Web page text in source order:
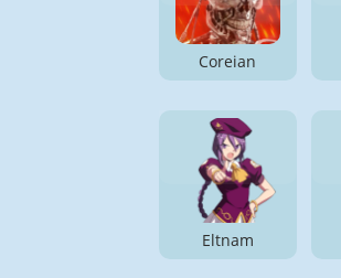
Coreian
Eltnam